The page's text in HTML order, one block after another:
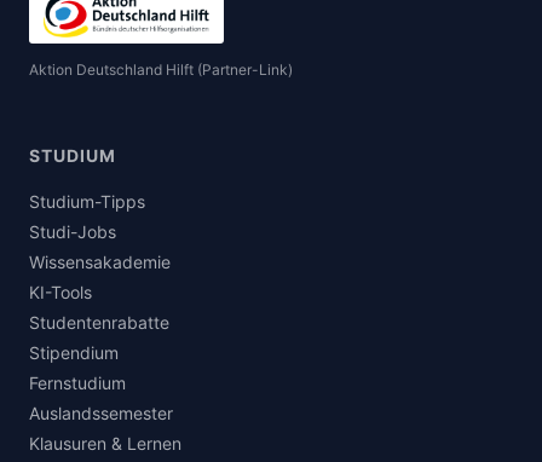
Aktion Deutschland Hilft (Partner-Link)
STUDIUM
Studium-Tipps
Studi-Jobs
Wissensakademie
KI-Tools
Studentenrabatte
Stipendium
Fernstudium
Auslandssemester
Klausuren & Lernen